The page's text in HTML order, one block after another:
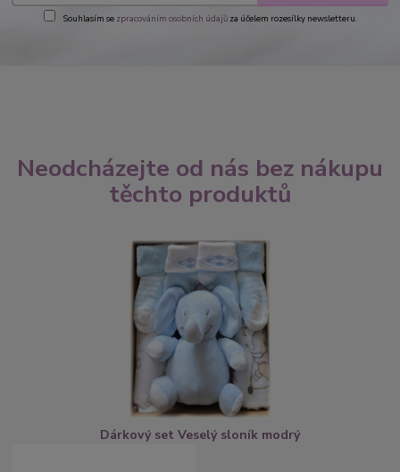
Souhlasím se zpracováním osobních údajůza účelem rozesílky newsletteru.
Neodcházejte od nás bez nákupu
těchto produktů
Dárkový set Veselý sloník modrý